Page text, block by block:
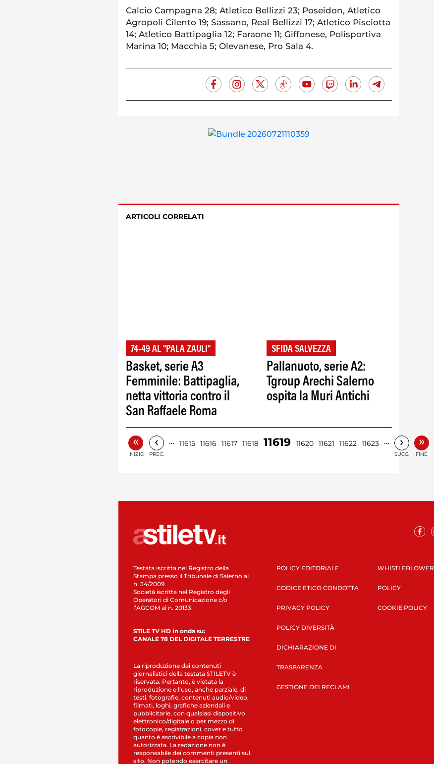
Calcio Campagna 28; Atletico Bellizzi 23; Poseidon, Atletico
Agropoli Cilento 19; Sassano, Real Bellizzi 17; Atletico Pisciotta
14; Atletico Battipaglia 12; Faraone 11; Giffonese, Polisportiva
Marina 10; Macchia 5; Olevanese, Pro Sala 4.
ARTICOLI CORRELATI
74-49 AL "PALA ZAULI"
Basket, serie A3
Femminile: Battipaglia,
netta vittoria contro il
San Raffaele Roma
SFIDA SALVEZZA
Pallanuoto, serie A2:
Tgroup Arechi Salerno
ospita la Muri Antichi
«
INIZIO
‹
PREC.
… 11615 11616 11617 11618 11619 11620 11621 11622 11623 … ›
SUCC.
»
FINE
Testata iscritta nel Registro della
Stampa presso il Tribunale di Salerno al
n. 34/2009
Società iscritta nel Registro degli
Operatori di Comunicazione c/o
l’AGCOM al n. 20133
STILE TV HD in onda su:
CANALE 78 DEL DIGITALE TERRESTRE
La riproduzione dei contenuti
giornalistici della testata STILETV è
riservata. Pertanto, è vietata la
riproduzione e l’uso, anche parziale, di
testi, fotografie, contenuti audio/video,
filmati, loghi, grafiche aziendali e
pubblicitarie, con qualsiasi dispositivo
elettronico/digitale o per mezzo di
fotocopie, registrazioni, cover e tutto
quanto è ascrivibile a copia non
autorizzata. La redazione non è
responsabile dei commenti presenti sul
sito. Non potendo esercitare un
POLICY EDITORIALE
CODICE ETICO CONDOTTA
PRIVACY POLICY
POLICY DIVERSITÀ
DICHIARAZIONE DI
TRASPARENZA
GESTIONE DEI RECLAMI
WHISTLEBLOWER
POLICY
COOKIE POLICY